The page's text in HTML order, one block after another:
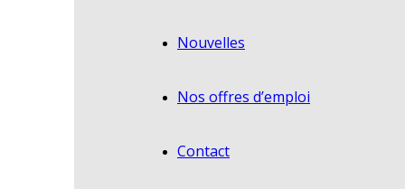
Nouvelles
Nos offres d’emploi
Contact